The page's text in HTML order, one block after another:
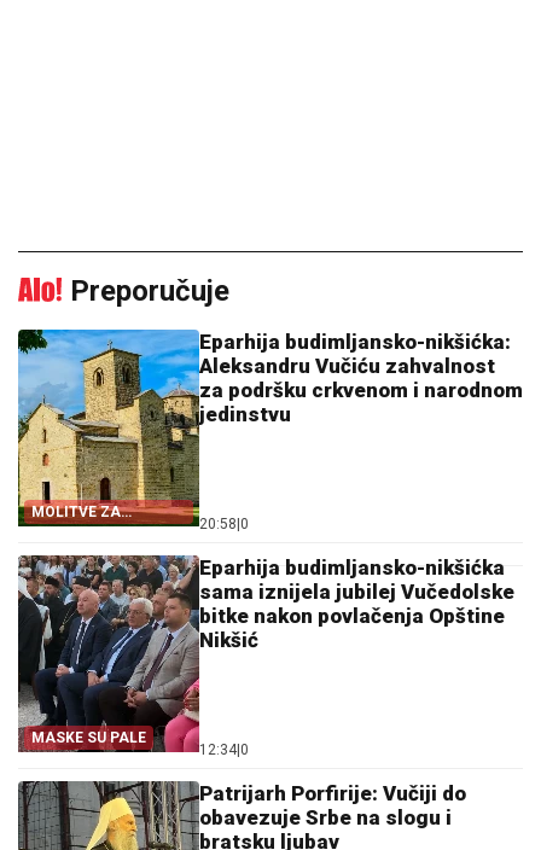
Preporučuje
MOLITVE ZA
ZDRAVLJE I USPJEH
Eparhija budimljansko-nikšićka:
Aleksandru Vučiću zahvalnost
za podršku crkvenom i narodnom
jedinstvu
20:58 0
MASKE SU PALE
Eparhija budimljansko-nikšićka
sama iznijela jubilej Vučedolske
bitke nakon povlačenja Opštine
Nikšić
12:34 0
Patrijarh Porfirije: Vučiji do
obavezuje Srbe na slogu i
bratsku ljubav